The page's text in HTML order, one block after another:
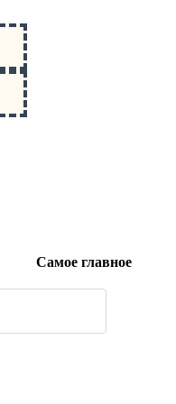
Самое главное